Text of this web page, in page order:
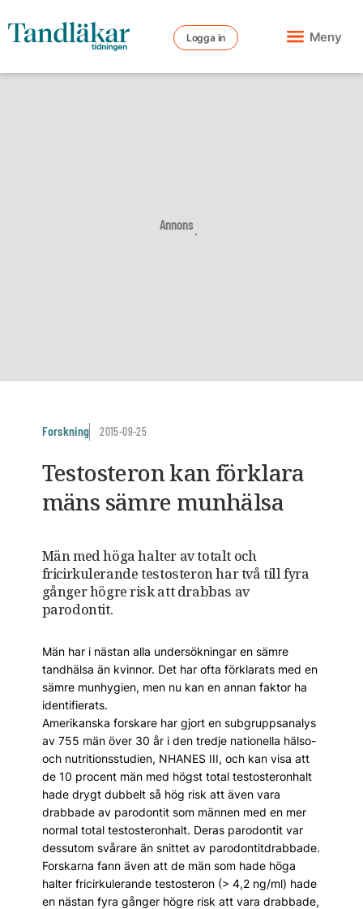
Logga in Meny
Annons
Forskning 2015-09-25
Testosteron kan förklara
mäns sämre munhälsa
Män med höga halter av totalt och
fricirkulerande testosteron har två till fyra
gånger högre risk att drabbas av
parodontit.
Män har i nästan alla undersökningar en sämre
tandhälsa än kvinnor. Det har ofta förklarats med en
sämre munhygien, men nu kan en annan faktor ha
identifierats.
Amerikanska forskare har gjort en subgruppsanalys
av 755 män över 30 år i den tredje nationella hälso-
och nutritionsstudien, NHANES III, och kan visa att
de 10 procent män med högst total testosteronhalt
hade drygt dubbelt så hög risk att även vara
drabbade av parodontit som männen med en mer
normal total testosteronhalt. Deras parodontit var
dessutom svårare än snittet av parodontitdrabbade.
Forskarna fann även att de män som hade höga
halter fricirkulerande testosteron (> 4,2 ng/ml) hade
en nästan fyra gånger högre risk att vara drabbade,